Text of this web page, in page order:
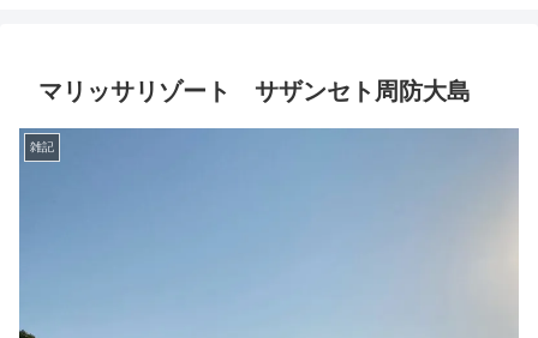
マリッサリゾート サザンセト周防大島
雑記